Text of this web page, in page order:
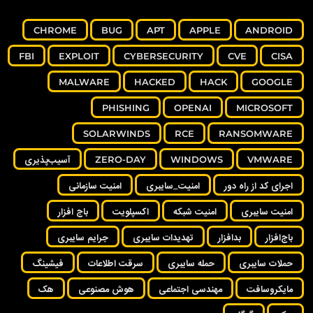
ANDROID
APPLE
APT
BUG
CHROME
CISA
CVE
CYBERSECURITY
EXPLOIT
FBI
GOOGLE
HACK
HACKED
MALWARE
MICROSOFT
OPENAI
PHISHING
RANSOMWARE
RCE
SOLARWINDS
VMWARE
WINDOWS
ZERO-DAY آسیب‌پذیری
اجرای کد از راه دور امنیت_سایبری امنیت سازمانی
امنیت سایبری امنیت شبکه اکسپلویت باج افزار
باج‌افزار بدافزار تهدیدات سایبری جرایم سایبری
حملات سایبری حمله سایبری سرقت اطلاعات فیشینگ
مایکروسافت مهندسی اجتماعی هوش مصنوعی هک